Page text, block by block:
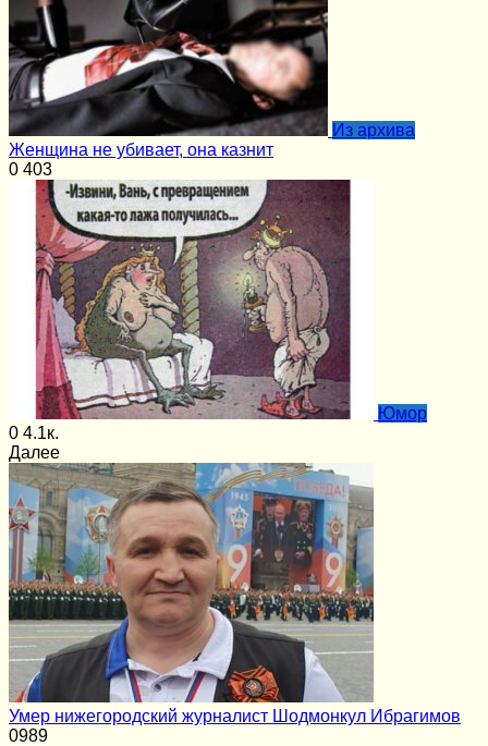
Из архива
Женщина не убивает, она казнит
0 403
Юмор
0 4.1к.
Далее
Умер нижегородский журналист Шодмонкул Ибрагимов
0989